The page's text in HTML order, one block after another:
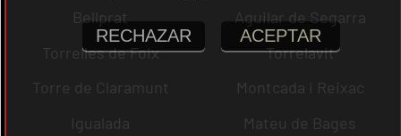
Bellprat
Aguilar de Segarra
Torrelles de Foix
Torrelavit
Torre de Claramunt
Montcada i Reixac
Igualada
Mateu de Bages
RECHAZAR ACEPTAR